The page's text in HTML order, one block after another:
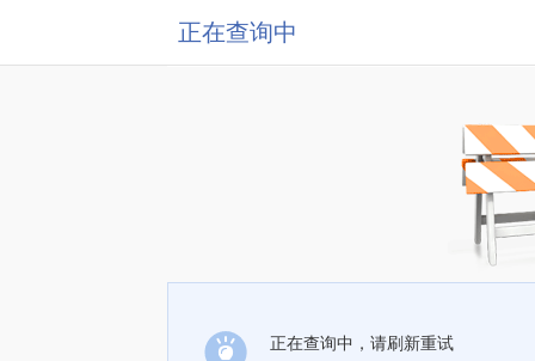
正在查询中
正在查询中，请刷新重试